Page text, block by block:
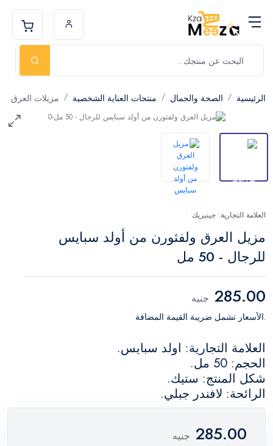
الرئيسية الصحة والجمال منتجات العناية الشخصية مزيلات العرق
العلامة التجارية: جينيريك
مزيل العرق ولفثورن من أولد سبايس
للرجال - 50 مل
285.00 جنيه
.الأسعار تشمل ضريبة القيمة المضافة
العلامة التجارية: اولد سبايس.
الحجم: 50 مل.
شكل المنتج: ستيك.
الرائحة: لافندر جبلي.
285.00 جنيه